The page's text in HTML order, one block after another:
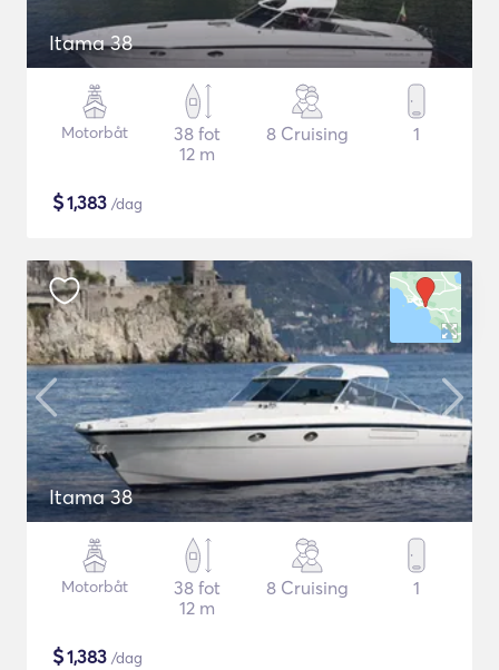
Itama 38
Motorbåt
38 fot
12 m
8 Cruising 1
$1,383 /dag
Itama 38
Motorbåt
38 fot
12 m
8 Cruising 1
$1,383 /dag